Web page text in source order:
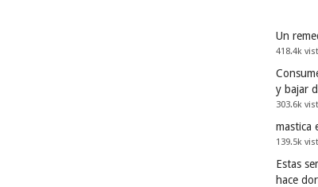
Un
418.4k
y bajar
303.6k
mastica
139.5k
Estas
hace